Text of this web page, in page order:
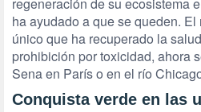
ha ayudado a que se queden.
único que ha recuperado la
prohibición por toxicidad, ahora
Sena en París o en el río
Conquista verde en las